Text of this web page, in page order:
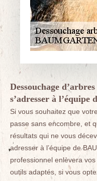
Dessouchage
s’adresser à
Si vous souhaitez que
passe sans encombre, et
résultats qui ne vous
adresser à l’équipe de
professionnel enlèvera
outils adaptés, si vous